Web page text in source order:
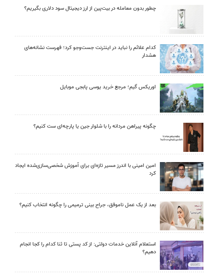
چطور بدون معامله در بیت‌پین از ارز دیجیتال سود دلاری بگیریم؟
کدام علائم را نباید در اینترنت جست‌وجو کرد؛ فهرست نشانه‌های
هشدار
اوریکس گیم؛ مرجع خرید یوسی پابجی موبایل
چگونه پیراهن مردانه را با شلوار جین یا پارچه‌ای ست کنیم؟
امین امینی با اندرز مسیر تازه‌ای برای آموزش شخصی‌سازی‌شده ایجاد
کرد
بعد از یک عمل ناموفق، جراح بینی ترمیمی را چگونه انتخاب کنیم؟
استعلام آنلاین خدمات دولتی: از کد پستی تا ثنا کدام را کجا انجام
دهیم؟